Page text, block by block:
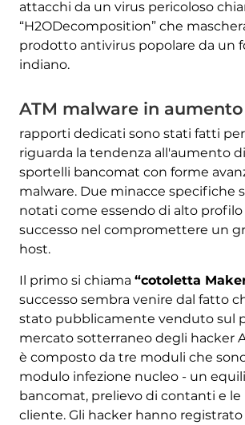
attacchi da un virus pericoloso
“H2ODecomposition” che
prodotto antivirus popolare da un
indiano.
ATM malware in aumento
rapporti dedicati sono stati fatti
riguarda la tendenza all'aumento
sportelli bancomat con forme
malware. Due minacce specifiche
notati come essendo di alto
successo nel compromettere un
host.
Il primo si chiama “cotoletta
successo sembra venire dal fatto
stato pubblicamente venduto sul
mercato sotterraneo degli hacker
è composto da tre moduli che
modulo infezione nucleo - un
bancomat, prelievo di contanti e le
cliente. Gli hacker hanno